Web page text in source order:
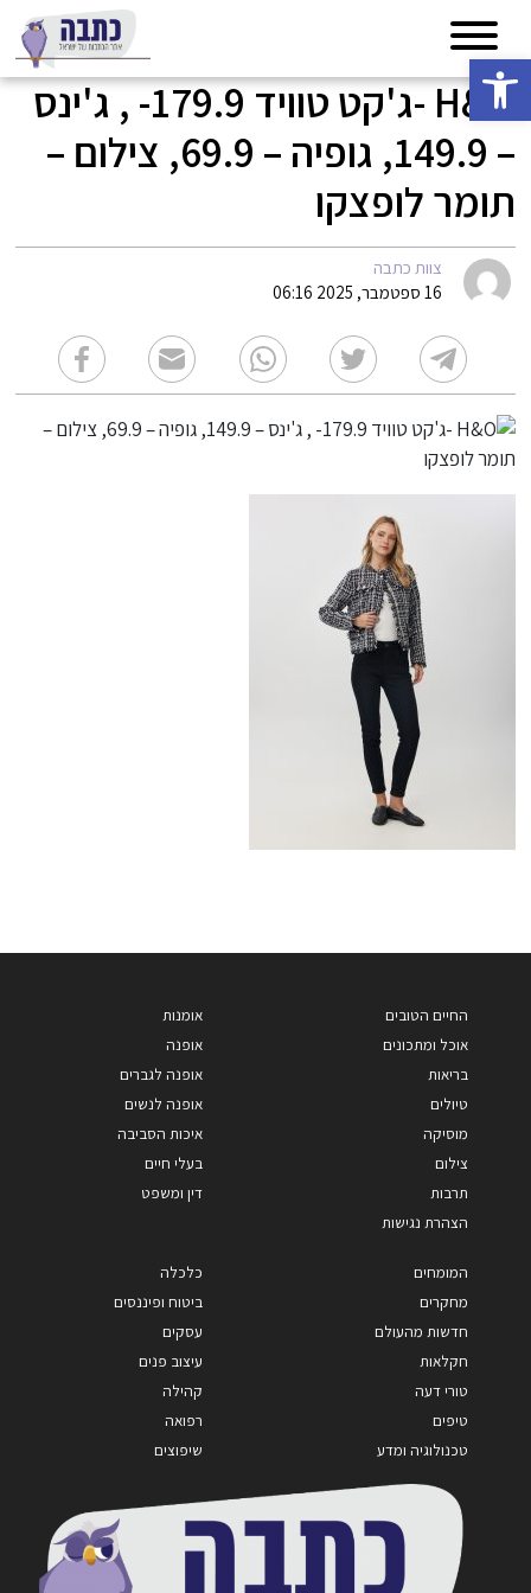
פתח סרגל נגישות
H&O -ג'קט טוויד 179.9- , ג'ינס
– 149.9, גופיה – 69.9, צילום –
תומר לופצקו
צוות כתבה
16 ספטמבר, 2025 06:16
החיים הטובים
אוכל ומתכונים
בריאות
טיולים
מוסיקה
צילום
תרבות
הצהרת נגישות
אומנות
אופנה
אופנה לגברים
אופנה לנשים
איכות הסביבה
בעלי חיים
דין ומשפט
המומחים
מחקרים
חדשות מהעולם
חקלאות
טורי דעה
טיפים
טכנולוגיה ומדע
כלכלה
ביטוח ופיננסים
עסקים
עיצוב פנים
קהילה
רפואה
שיפוצים